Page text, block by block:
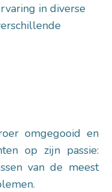
in diverse
omgegooid en
op zijn passie:
van de meest